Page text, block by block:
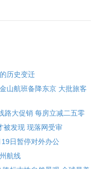
历史变迁
山航班备降东京 大批旅客
路大促销 每房立减二五零
被发现 现落网受审
日暂停对外办公
航线